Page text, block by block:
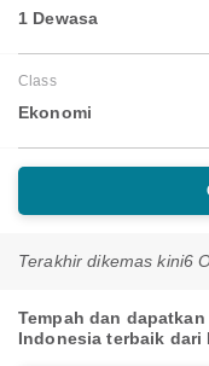
1 Dewasa
Class
Ekonomi
Terakhir dikemas kini6
Tempah dan
Indonesia terbaik dari